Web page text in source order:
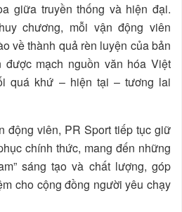
giữa truyền thống và hiện đại.
chương, mỗi vận động viên
về thành quả rèn luyện của bản
được mạch nguồn văn hóa Việt
quá khứ – hiện tại – tương lai
động viên, PR Sport tiếp tục giữ
chính thức, mang đến những
sáng tạo và chất lượng, góp
cho cộng đồng người yêu chạy